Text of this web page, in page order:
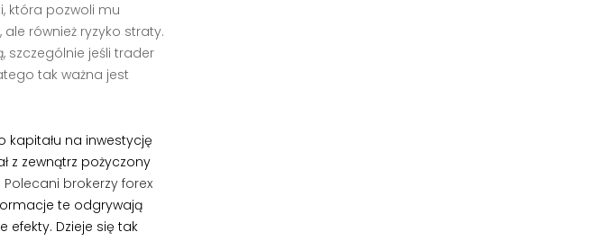
która pozwoli mu
również ryzyko straty.
szczególnie jeśli trader
tak ważna jest
kapitału na inwestycję
z zewnątrz pożyczony
Polecani brokerzy forex
te odgrywają
efekty. Dzieje się tak